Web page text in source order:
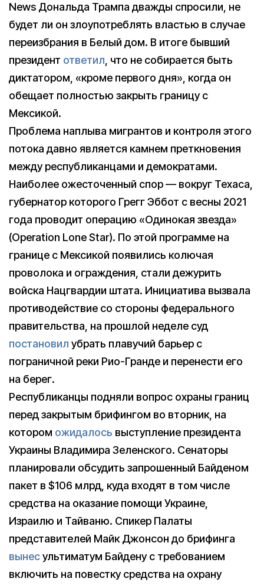
News Дональда Трампа дважды спросили, не
будет ли он злоупотреблять властью в случае
переизбрания в Белый дом. В итоге бывший
президент ответил, что не собирается быть
диктатором, «кроме первого дня», когда он
обещает полностью закрыть границу с
Мексикой.
Проблема наплыва мигрантов и контроля этого
потока давно является камнем преткновения
между республиканцами и демократами.
Наиболее ожесточенный спор — вокруг Техаса,
губернатор которого Грегг Эббот с весны 2021
года проводит операцию «Одинокая звезда»
(Operation Lone Star). По этой программе на
границе с Мексикой появились колючая
проволока и ограждения, стали дежурить
войска Нацгвардии штата. Инициатива вызвала
противодействие со стороны федерального
правительства, на прошлой неделе суд
постановил убрать плавучий барьер с
пограничной реки Рио-Гранде и перенести его
на берег.
Республиканцы подняли вопрос охраны границ
перед закрытым брифингом во вторник, на
котором ожидалось выступление президента
Украины Владимира Зеленского. Сенаторы
планировали обсудить запрошенный Байденом
пакет в $106 млрд, куда входят в том числе
средства на оказание помощи Украине,
Израилю и Тайваню. Спикер Палаты
представителей Майк Джонсон до брифинга
вынесультиматум Байдену с требованием
включить на повестку средства на охрану